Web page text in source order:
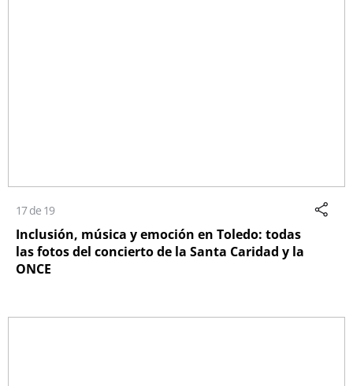
17 de 19
Inclusión, música y emoción en Toledo: todas
las fotos del concierto de la Santa Caridad y la
ONCE